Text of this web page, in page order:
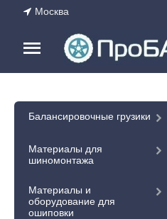
Москва
Балансировочные грузики
Материалы для
шиномонтажа
Материалы и
оборудование для
ошиповки